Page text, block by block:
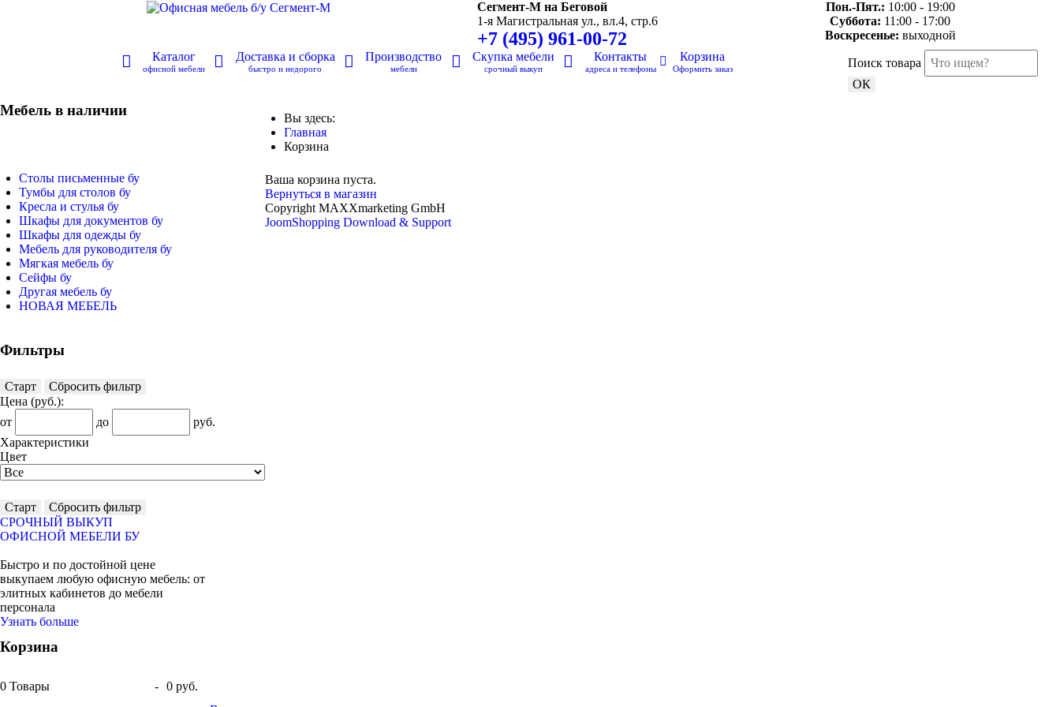
Сегмент-М на Беговой
1-я Магистральная ул., вл.4, стр.6
+7 (495) 961-00-72
Пон.-Пят.: 10:00 - 19:00
Суббота: 11:00 - 17:00
Воскресенье: выходной
Каталог
офисной мебели
Доставка и сборка
быстро и недорого
Производство
мебели
Скупка мебели
срочный выкуп
Контакты
адреса и телефоны
Корзина
Оформить заказ
Поиск товара
ОК
Мебель в наличии
Столы письменные бу
Тумбы для столов бу
Кресла и стулья бу
Шкафы для документов бу
Шкафы для одежды бу
Мебель для руководителя бу
Мягкая мебель бу
Сейфы бу
Другая мебель бу
НОВАЯ МЕБЕЛЬ
Фильтры
Старт
Сбросить фильтр
Цена (руб.):
от
до
руб.
Характеристики
Цвет
Старт
Сбросить фильтр
СРОЧНЫЙ ВЫКУП
ОФИСНОЙ МЕБЕЛИ БУ
Быстро и по достойной цене
выкупаем любую офисную мебель: от
элитных кабинетов до мебели
персонала
Узнать больше
Корзина
0 Товары - 0 руб.
Вы здесь:
Главная
Корзина
Ваша корзина пуста.
Вернуться в магазин
Copyright MAXXmarketing GmbH
JoomShopping Download & Support